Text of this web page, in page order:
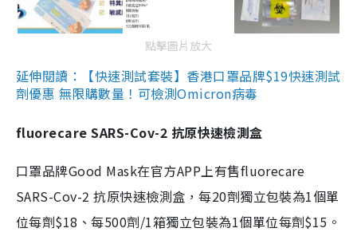
點擊圖片放大
延伸閱讀：【快速測試套裝】香港口罩品牌$19快速測試
劑優惠 無限購數量！可檢測Omicron病毒
fluorecare SARS-Cov-2 抗原快速檢測盒
口罩品牌Good Mask在官方APP上有售fluorecare
SARS-Cov-2 抗原快速檢測盒，每20劑獨立包裝為1個單
位每劑$18、每500劑/1箱獨立包裝為1個單位每劑$15。